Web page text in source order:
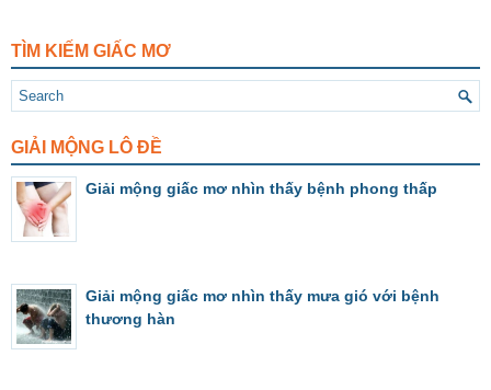
TÌM KIẾM GIẤC MƠ
GIẢI MỘNG LÔ ĐỀ
Giải mộng giấc mơ nhìn thấy bệnh phong thấp
Giải mộng giấc mơ nhìn thấy mưa gió với bệnh
thương hàn